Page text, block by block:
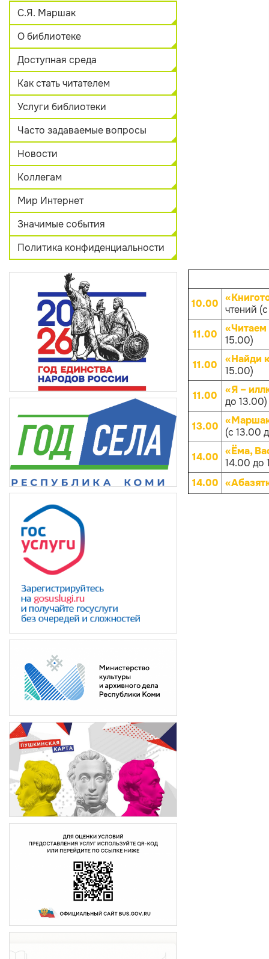
С.Я. Маршак
О библиотеке
Доступная среда
Как стать читателем
Услуги библиотеки
Часто задаваемые вопросы
Новости
Коллегам
Мир Интернет
Значимые события
Политика конфиденциальности
10.00 чтений
11.00
«Читаем
15.00)
11.00
«Найди
15.00)
11.00
«Я –
до 13.00)
13.00
(с 13.00
14.00 «Ёма,
14.00 до
14.00